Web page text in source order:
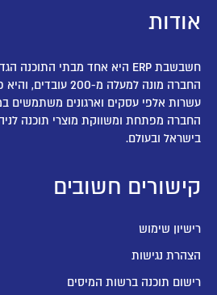
אודות
חשבשבת ERP היא אחד מבתי התוכנה הגדולים והוותיקים בישראל.
החברה מונה למעלה מ-200 עובדים, והיא פרוסה ב-10 סניפים.
עשרות אלפי עסקים וארגונים משתמשים
החברה מפתחת ומשווקת מוצרי תוכנה
בישראל ובעולם.
קישורים חשובים
רישיון שימוש
הצהרת נגישות
רישום תוכנה ברשות המיסים